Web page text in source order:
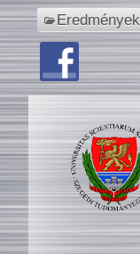
Eredmények